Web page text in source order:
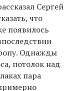
Сергей
что
появилось
Однажды
потолок над
пара